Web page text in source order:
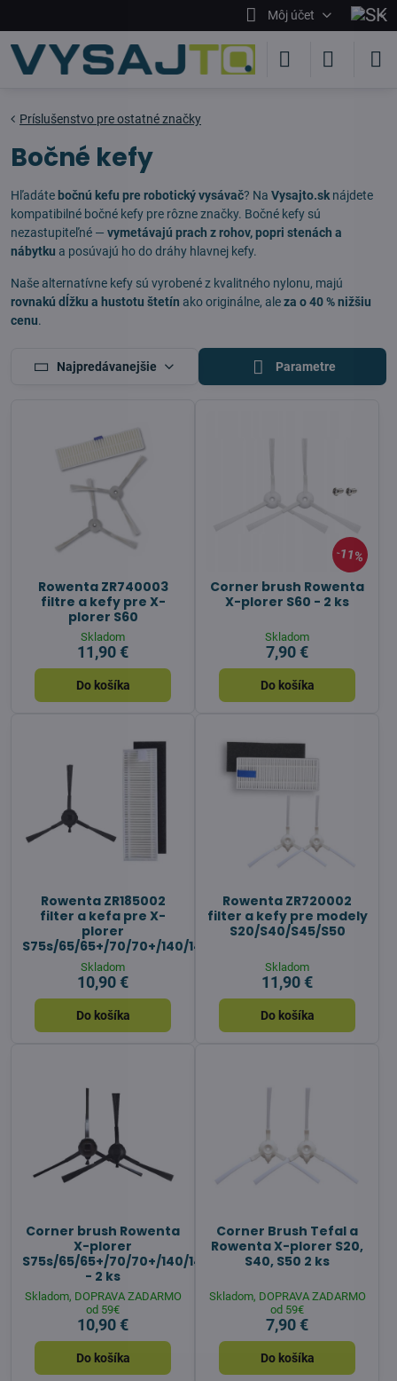
Môj účet
Príslušenstvo pre ostatné značky
Bočné kefy
Hľadáte bočnú kefu pre robotický vysávač? Na Vysajto.sk nájdete
kompatibilné bočné kefy pre rôzne značky. Bočné kefy sú
nezastupiteľné — vymetávajú prach z rohov, popri stenách a
nábytku a posúvajú ho do dráhy hlavnej kefy.
Naše alternatívne kefy sú vyrobené z kvalitného nylonu, majú
rovnakú dĺžku a hustotu štetín ako originálne, aleza o 40 % nižšiu
cenu.
Najpredávanejšie Parametre
Rowenta ZR740003
filtre a kefy pre X-
plorer S60
Skladom
11,90 €
Do košíka
11%
Corner brush Rowenta
X-plorer S60 - 2 ks
Skladom
7,90 €
Do košíka
Rowenta ZR185002
filter a kefa pre X-
plorer
S75s/65/65+/70/70+/140/140+
Skladom
10,90 €
Do košíka
Rowenta ZR720002
filter a kefy pre modely
S20/S40/S45/S50
Skladom
11,90 €
Do košíka
Corner brush Rowenta
X-plorer
S75s/65/65+/70/70+/140/140+
- 2 ks
Skladom, DOPRAVA ZADARMO
od 59€
10,90 €
Do košíka
Corner Brush Tefal a
Rowenta X-plorer S20,
S40, S50 2 ks
Skladom, DOPRAVA ZADARMO
od 59€
7,90 €
Do košíka